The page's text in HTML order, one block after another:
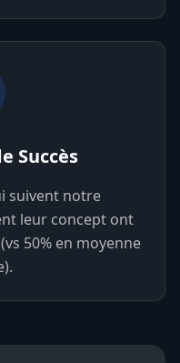
Succès
suivent notre
leur concept ont
50% en moyenne